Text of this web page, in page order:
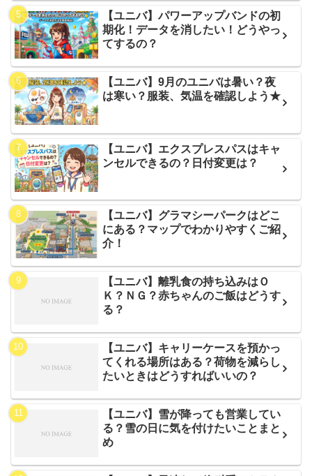
【ユニバ】パワーアップバンドの初
期化！データを消したい！どうやっ
てするの？
【ユニバ】9月のユニバは暑い？夜
は寒い？服装、気温を確認しよう★
【ユニバ】エクスプレスパスはキャ
ンセルできるの？日付変更は？
【ユニバ】グラマシーパークはどこ
にある？マップでわかりやすくご紹
介！
【ユニバ】離乳食の持ち込みはＯ
Ｋ？ＮＧ？赤ちゃんのご飯はどうす
る？
【ユニバ】キャリーケースを預かっ
てくれる場所はある？荷物を減らし
たいときはどうすればいいの？
【ユニバ】雪が降っても営業してい
る？雪の日に気を付けたいことまと
め